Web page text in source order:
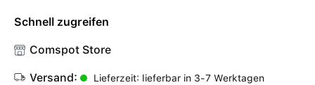
Schnell zugreifen
Comspot Store
Versand: Lieferzeit: lieferbar in 3-7 Werktagen